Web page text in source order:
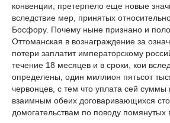
конвенции, претерпело еще новые
вследствие мер, принятых
Босфору. Почему ныне признано и
Оттоманская в вознаграждение за
потери заплатит императорскому
течение 18 месяцев и в сроки, кои
определены, один миллион пятьсот
червонцев, с тем что уплата сей суммы
взаимным обеих договаривающихся
домогательствам по поводу помянутых